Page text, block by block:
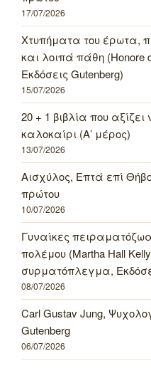
17/07/2026
Χτυπήματα του έρωτα,
και λοιπά πάθη (Honore
Εκδόσεις Gutenberg)
15/07/2026
20 + 1 βιβλία που
καλοκαίρι (Α’ μέρος)
13/07/2026
Αισχύλος, Επτά επί
πρώτου
10/07/2026
Γυναίκες
πολέμου (Martha Hall
συρματόπλεγμα,
08/07/2026
Carl Gustav Jung,
Gutenberg
06/07/2026